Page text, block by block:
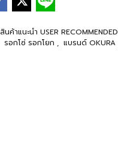
สินค้าแนะนำ USER RECOMMENDED
รอกโซ่ รอกโยก , แบรนด์ OKURA